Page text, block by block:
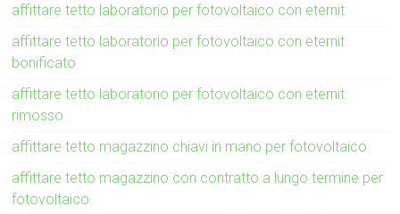
affittare tetto laboratorio per fotovoltaico con eternit
affittare tetto laboratorio per fotovoltaico con eternit
bonificato
affittare tetto laboratorio per fotovoltaico con eternit
rimosso
affittare tetto magazzino chiavi in mano per fotovoltaico
affittare tetto magazzino con contratto a lungo termine per
fotovoltaico